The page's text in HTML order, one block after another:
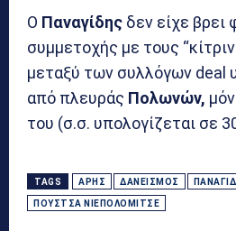
Ο Παναγίδης δεν είχε βρει
συμμετοχής με τους
μεταξύ των συλλόγων deal
από πλευράς Πολωνών,
του (σ.σ. υπολογίζεται σε
TAGS ΆΡΗΣ ΔΑΝΕΙΣΜΌΣ
ΠΟΎΣΤΣΑ ΝΙΕΠΟΛΌΜΙΤΣΕ